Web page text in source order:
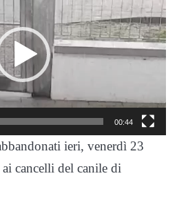
00:44
ieri, venerdì 23
cancelli del canile di